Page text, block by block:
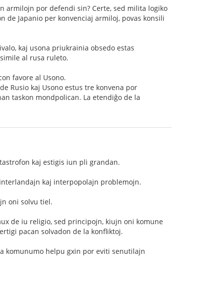
armilojn por defendi sin? Certe, sed milita logiko
de Japanio per konvenciaj armiloj, povas konsili
kaj usona priukrainia obsedo estas
al rusa ruleto.
favore al Usono.
Rusio kaj Usono estus tre konvena por
taskon mondpolican. La etendiĝo de la
kaj estigis iun pli grandan.
kaj interpopolajn problemojn.
oni solvu tiel.
de iu religio, sed principojn, kiujn oni komune
pacan solvadon de la konfliktoj.
komunumo helpu gxin por eviti senutilajn